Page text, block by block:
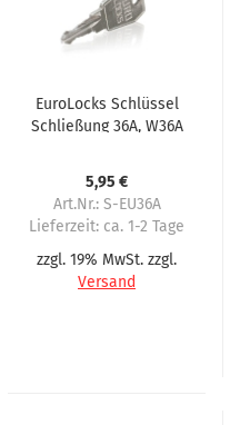
EuroLocks Schlüssel
Schließung 36A, W36A
5,95 €
Art.Nr.: S-EU36A
Lieferzeit: ca. 1-2 Tage
zzgl. 19% MwSt. zzgl.
Versand